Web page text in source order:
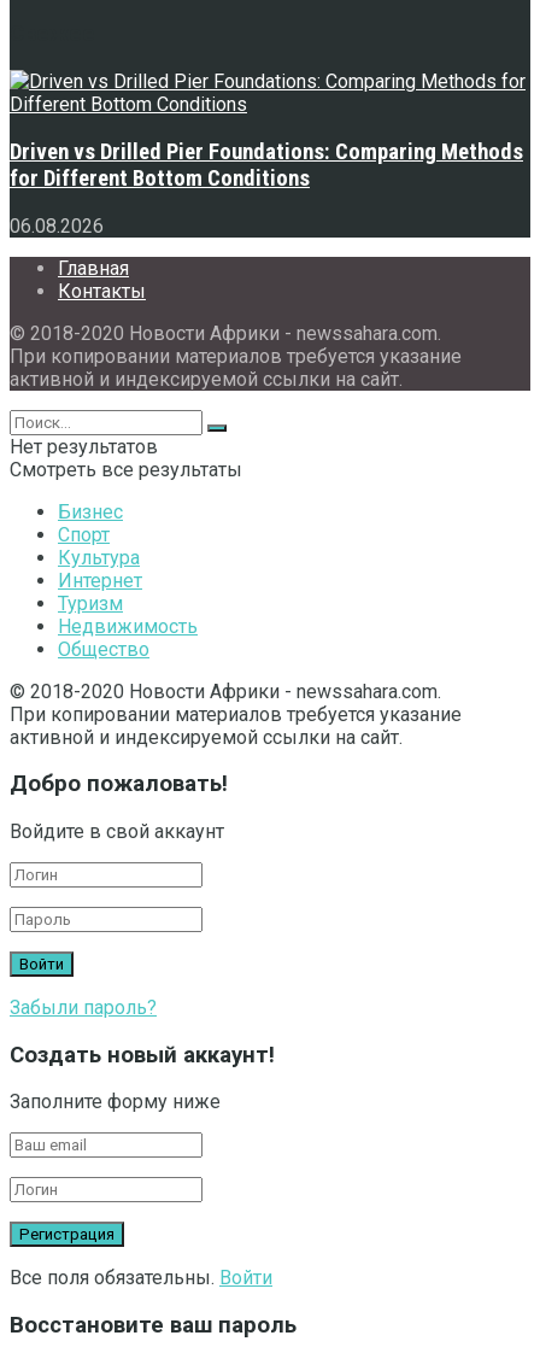
Driven vs Drilled Pier Foundations: Comparing Methods
for Different Bottom Conditions
06.08.2026
Главная
Контакты
© 2018-2020 Новости Африки - newssahara.com.
При копировании материалов требуется указание
активной и индексируемой ссылки на сайт.
Нет результатов
Смотреть все результаты
Бизнес
Спорт
Культура
Интернет
Туризм
Недвижимость
Общество
© 2018-2020 Новости Африки - newssahara.com.
При копировании материалов требуется указание
активной и индексируемой ссылки на сайт.
Добро пожаловать!
Войдите в свой аккаунт
Забыли пароль?
Создать новый аккаунт!
Заполните форму ниже
Все поля обязательны. Войти
Восстановите ваш пароль